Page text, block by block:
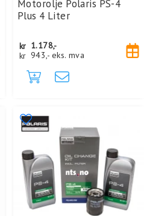
Motorolje Polaris PS-4
Plus 4 Liter
kr 1.178,-
kr 943,- eks. mva